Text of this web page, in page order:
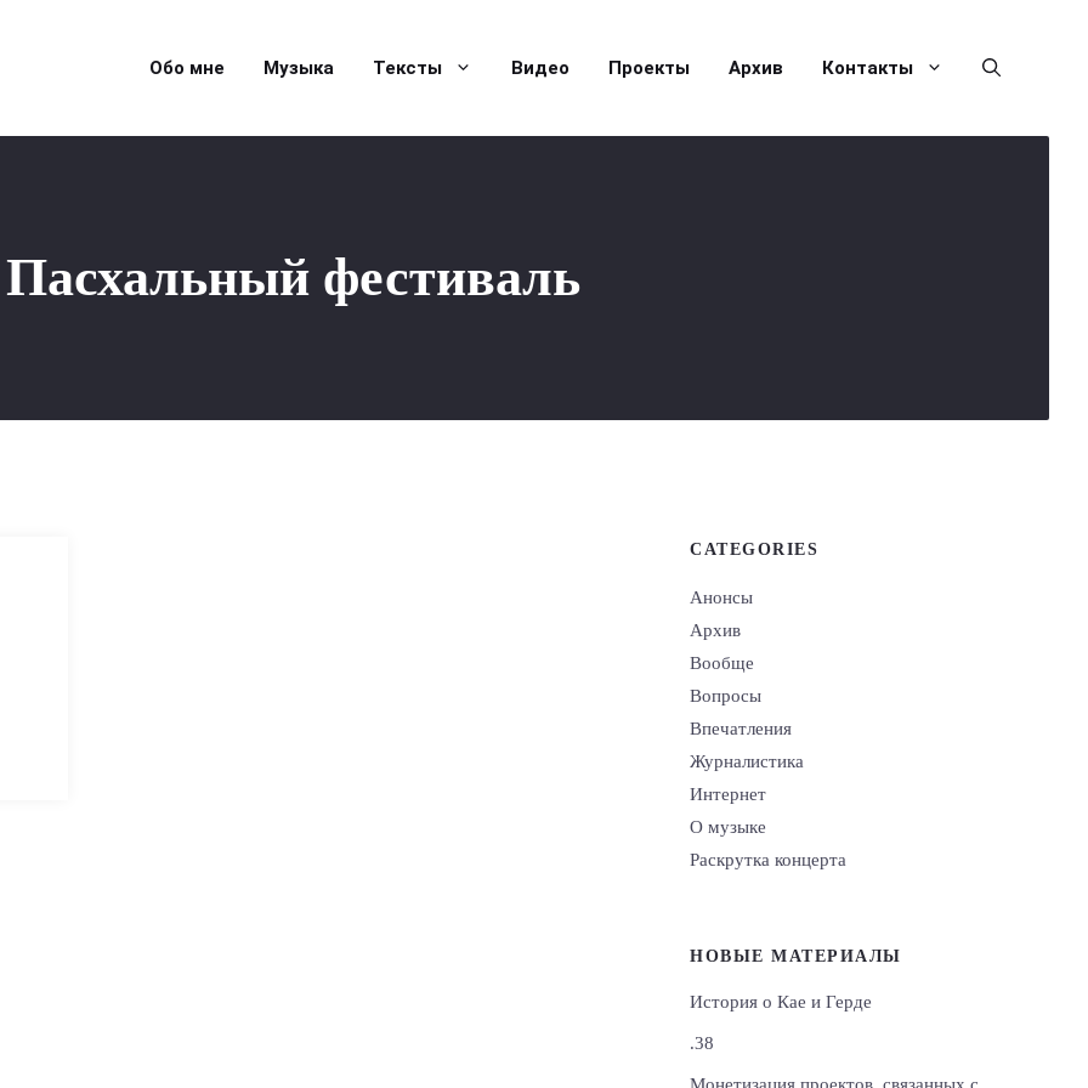
Обо мне Музыка Тексты Видео Проекты Архив Контакты
Пасхальный фестиваль
CATEGORIES
Анонсы
Архив
Вообще
Вопросы
Впечатления
Журналистика
Интернет
О музыке
Раскрутка концерта
НОВЫЕ МАТЕРИАЛЫ
История о Кае и Герде
.38
Монетизация проектов, связанных с